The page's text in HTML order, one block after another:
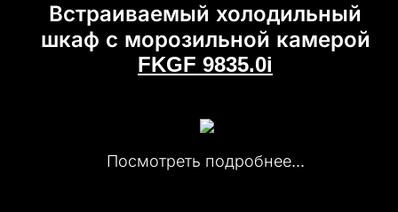
Встраиваемый холодильный
шкаф с морозильной камерой
FKGF 9835.0i
Посмотреть подробнее...